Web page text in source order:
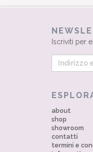
Iscriviti per
about
shop
showroom
contatti
termini e